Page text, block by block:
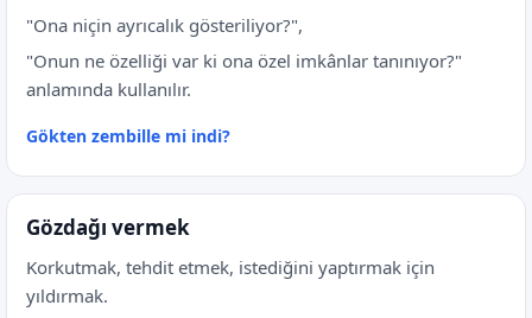
"Ona niçin ayrıcalık gösteriliyor?",
"Onun ne özelliği var ki ona özel imkânlar tanınıyor?"
anlamında kullanılır.
Gökten zembille mi indi?
Gözdağı vermek
Korkutmak, tehdit etmek, istediğini yaptırmak için
yıldırmak.